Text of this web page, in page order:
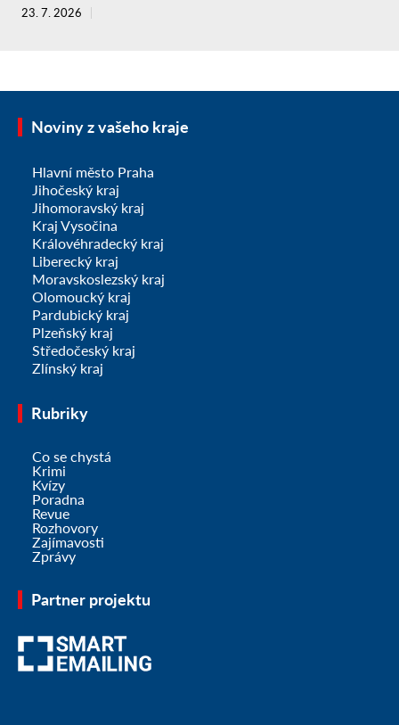
23. 7. 2026
Noviny z vašeho kraje
Hlavní město Praha
Jihočeský kraj
Jihomoravský kraj
Kraj Vysočina
Královéhradecký kraj
Liberecký kraj
Moravskoslezský kraj
Olomoucký kraj
Pardubický kraj
Plzeňský kraj
Středočeský kraj
Zlínský kraj
Rubriky
Co se chystá
Krimi
Kvízy
Poradna
Revue
Rozhovory
Zajímavosti
Zprávy
Partner projektu